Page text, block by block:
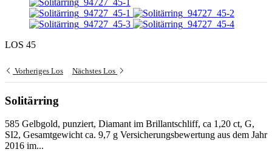
LOS 45
Vorheriges Los Nächstes Los
Solitärring
585 Gelbgold, punziert, Diamant im Brillantschliff, ca 1,20 ct, G,
SI2, Gesamtgewicht ca. 9,7 g Versicherungsbewertung aus dem Jahr
2016 im...